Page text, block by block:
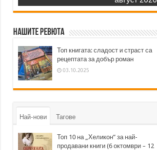
Нашите ревюта
Топ книгата: сладост и страст са
рецептата за добър роман
03.10.2025
Най-нови Тагове
Топ 10 на „Хеликон” за най-
продавани книги (6 октомври – 12